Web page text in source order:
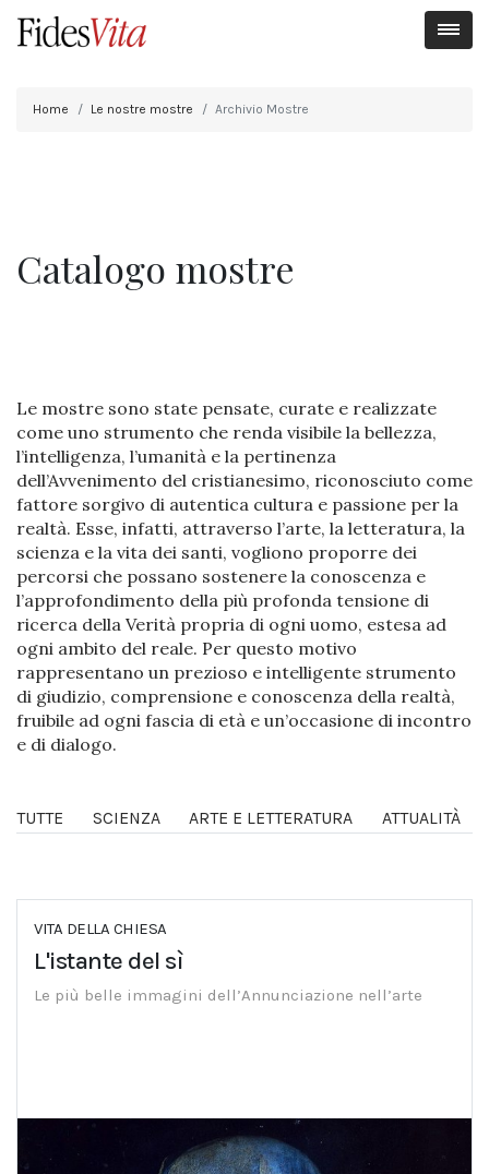
Home Le nostre mostre Archivio Mostre
Catalogo mostre
Le mostre sono state pensate, curate e realizzate
come uno strumento che renda visibile la bellezza,
l’intelligenza, l’umanità e la pertinenza
dell’Avvenimento del cristianesimo, riconosciuto come
fattore sorgivo di autentica cultura e passione per la
realtà. Esse, infatti, attraverso l’arte, la letteratura, la
scienza e la vita dei santi, vogliono proporre dei
percorsi che possano sostenere la conoscenza e
l’approfondimento della più profonda tensione di
ricerca della Verità propria di ogni uomo, estesa ad
ogni ambito del reale. Per questo motivo
rappresentano un prezioso e intelligente strumento
di giudizio, comprensione e conoscenza della realtà,
fruibile ad ogni fascia di età e un’occasione di incontro
e di dialogo.
TUTTE SCIENZA ARTE E LETTERATURA ATTUALITÀ
VITA DELLA CHIESA
L'istante del sì
Le più belle immagini dell’Annunciazione nell’arte